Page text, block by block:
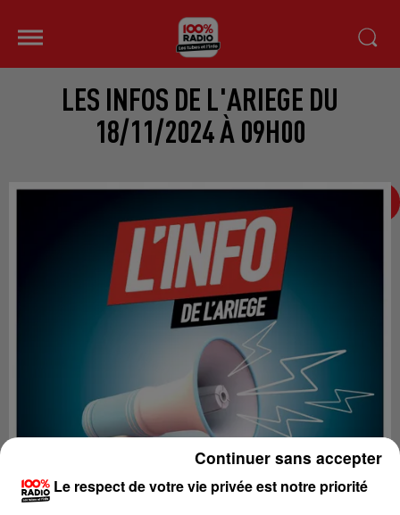
LES INFOS DE L'ARIEGE DU
18/11/2024 À 09H00
Le respect de votre vie privée est notre priorité
Continuer sans accepter